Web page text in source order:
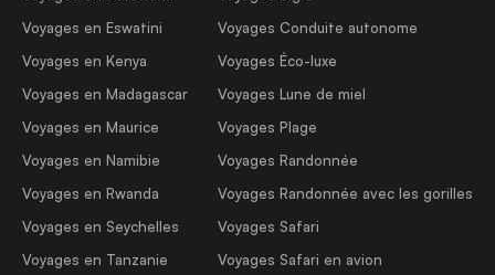
Voyages en Eswatini
Voyages en Kenya
Voyages en Madagascar
Voyages en Maurice
Voyages en Namibie
Voyages en Rwanda
Voyages en Seychelles
Voyages en Tanzanie
Voyages Conduite autonome
Voyages Éco-luxe
Voyages Lune de miel
Voyages Plage
Voyages Randonnée
Voyages Randonnée avec les gorilles
Voyages Safari
Voyages Safari en avion